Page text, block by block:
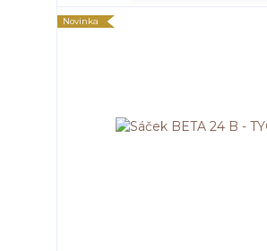
Novinka